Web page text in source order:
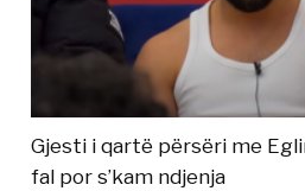
Gjesti i qartë përsëri me
fal por s’kam ndjenja